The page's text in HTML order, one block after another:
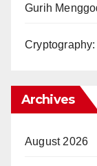
Gurih
Archives
August 2026